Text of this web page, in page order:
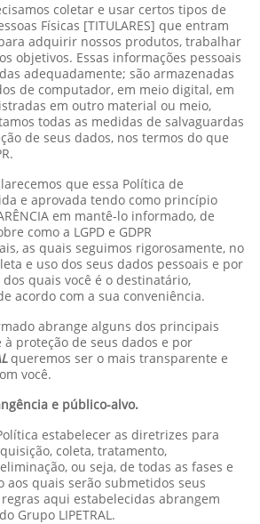
coletar e usar certos tipos de
Físicas [TITULARES] que entram
adquirir nossos produtos, trabalhar
objetivos. Essas informações pessoais
adequadamente; são armazenadas
de computador, em meio digital, em
em outro material ou meio,
todas as medidas de salvaguardas
de seus dados, nos termos do que
que essa Política de
e aprovada tendo como princípio
em mantê-lo informado, de
como a LGPD e GDPR
as quais seguimos rigorosamente, no
e uso dos seus dados pessoais e por
quais você é o destinatário,
acordo com a sua conveniência.
abrange alguns dos principais
proteção de seus dados e por
queremos ser o mais transparente e
você.
e público-alvo.
estabelecer as diretrizes para
coleta, tratamento,
ou seja, de todas as fases e
aos quais serão submetidos seus
aqui estabelecidas abrangem
Grupo LIPETRAL.